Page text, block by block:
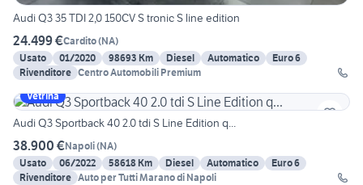
Audi Q3 35 TDI 2,0 150CV S tronic S line edition
24.499 €Cardito(NA)
Usato
01/2020 98693 Km Diesel Automatico
Euro 6
Rivenditore Centro Automobili Premium
Vetrina
Audi Q3 Sportback 40 2.0 tdi S Line Edition q...
38.900 €Napoli(NA)
Usato
06/2022 58618 Km Diesel Automatico
Euro 6
Rivenditore Auto per Tutti Marano di Napoli